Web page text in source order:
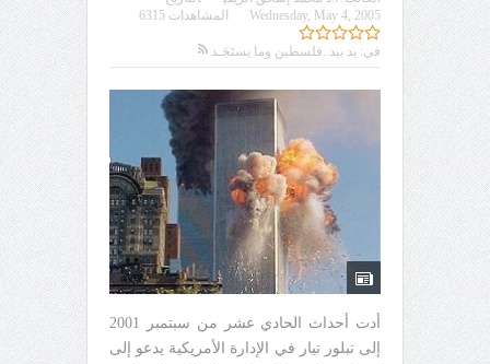
Wednesday, May 4, 2005
في: يد بيد..فلسطين وما يستَجَـد
المشاهدات 6315
أدت أحداث الحادي عشر من سبتمبر 2001
إلى تبلور تيار في الإدارة الأمريكية يدعو إلى